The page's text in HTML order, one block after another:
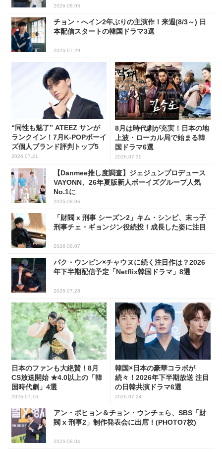
2026.08.05
チョン・へイン2年ぶりの主演作！来週(8/3～) 日
本配信スタートの韓国ドラマ3選
2026.07.29
“同性も魅了” ATEEZ サンが
ランクイン！7月K-POPボーイ
ズ個人ブランド評判トップ5
2026.07.21
8月は時代劇が充実！日本の地
上波・ローカル局で始まる韓
国ドラマ6選
2026.07.30
【Danmee推し度調査】ジェジュンプロデュース
VAYONN、26年夏版新人ボーイズグループ人気
No.1に
2026.08.06
「財閥 x 刑事 シーズン2」キム・シンビ、末っ子
刑事チェ・ギョンジン役続投！成長した姿に注目
2026.08.07
パク・ウンビン×チャウヌに続く注目作は？2026
年下半期配信予定「Netflix韓国ドラマ」8選
2026.07.28
日本のファンも大絶賛！8月
CS放送開始 ★4.0以上の「韓
国時代劇」4選
2026.07.16
韓国×日本の豪華コラボが
続々！2026年下半期放送 注目
の日韓共演ドラマ6選
2026.07.24
アン・ボヒョン＆チョン・ウンチェら、SBS「財
閥 x 刑事2」制作発表会に出席！(PHOTO7枚)
2026.08.04